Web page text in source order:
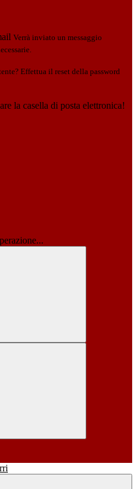
Verrà inviato un messaggio
Effettua il reset della password
la casella di posta elettronica!